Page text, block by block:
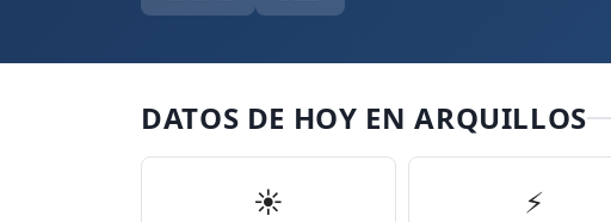
DATOS DE HOY EN ARQUILLOS
☀️ ⚡